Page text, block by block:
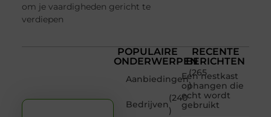
om je vaardigheden gericht te
verdiepen
POPULAIRE
ONDERWERPEN
Aanbiedingen
(265
)
Bedrijven
(240
)
RECENTE
BERICHTEN
Een nestkast
ophangen die
echt wordt
gebruikt